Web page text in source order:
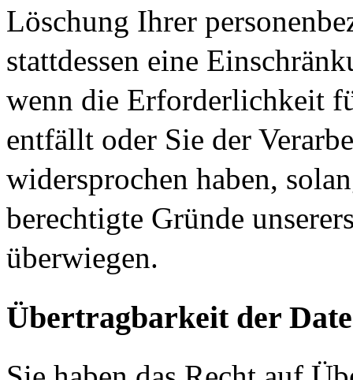
Löschung Ihrer
stattdessen eine
wenn die Erforderlichkeit
entfällt oder Sie der
widersprochen haben,
berechtigte Gründe
überwiegen.
Übertragbarkeit der